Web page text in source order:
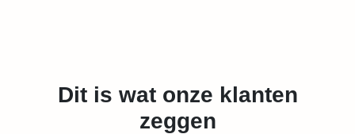
Dit is wat onze klanten
zeggen